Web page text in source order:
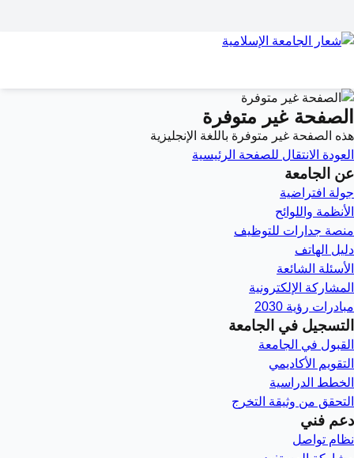
الصفحة غير متوفرة
هذه الصفحة غير متوفرة باللغة الإنجليزية
العودة الانتقال للصفحة الرئيسية
عن الجامعة
جولة افتراضية
الأنظمة واللوائح
منصة جدارات للتوظيف
دليل الهاتف
الأسئلة الشائعة
المشاركة الإلكترونية
مبادرات رؤية 2030
التسجيل في الجامعة
القبول في الجامعة
التقويم الأكاديمي
الخطط الدراسية
التحقق من وثيقة التخرج
دعم فني
نظام تواصل